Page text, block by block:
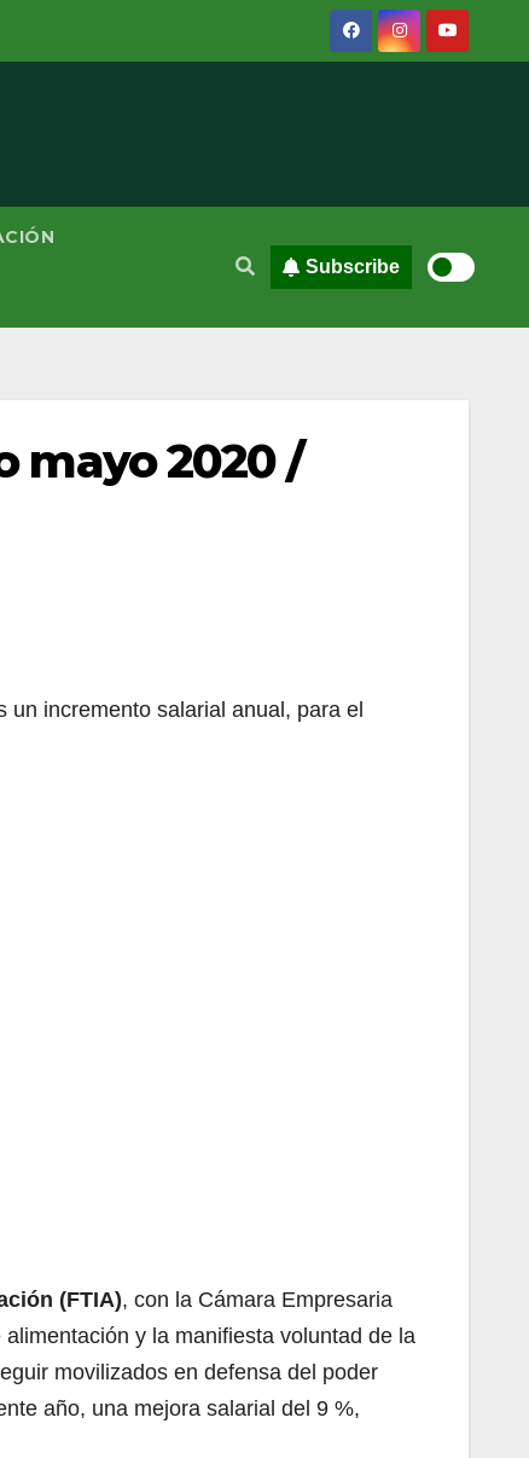
Subscribe
mayo 2020 /
incremento salarial anual, para el
(FTIA), con la Cámara Empresaria
y la manifiesta voluntad de la
movilizados en defensa del poder
año, una mejora salarial del 9 %,